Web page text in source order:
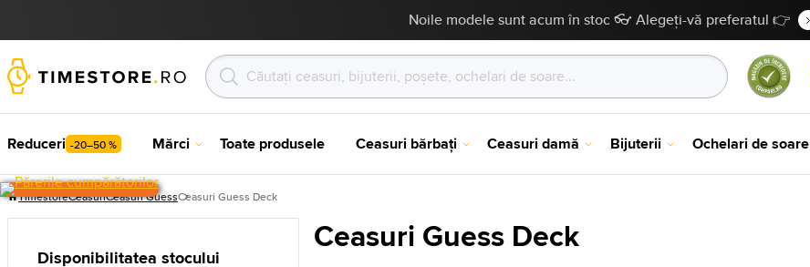
Noile modele sunt acum în stoc 👓 Alegeți-vă preferatul 👉
Reduceri -20–50 % Mărci Toate produsele Ceasuri bărbați Ceasuri damă Bijuterii Ochelari de soare
TimestoreCeasuriCeasuri GuessCeasuri Guess Deck
Ceasuri Guess Deck
Disponibilitatea stocului